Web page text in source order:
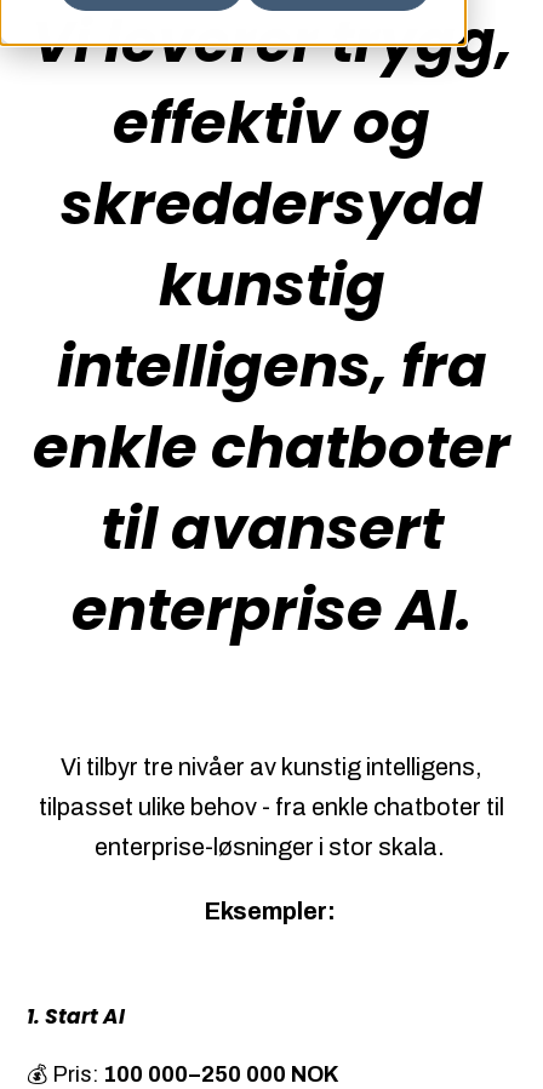
Vi leverer trygg,
effektiv og
skreddersydd
kunstig
intelligens, fra
enkle chatboter
til avansert
enterprise AI.
Vi tilbyr tre nivåer av kunstig intelligens,
tilpasset ulike behov - fra enkle chatboter til
enterprise-løsninger i stor skala.
Eksempler:
1. Start AI
💰 Pris: 100 000–250 000 NOK